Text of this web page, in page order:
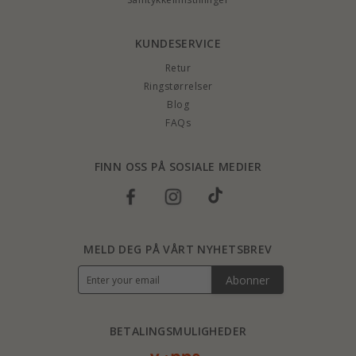
KUNDESERVICE
Retur
Ringstørrelser
Blog
FAQs
FINN OSS PÅ SOSIALE MEDIER
BETALINGSMULIGHEDER
MELD DEG PÅ VÅRT NYHETSBREV
Abonner